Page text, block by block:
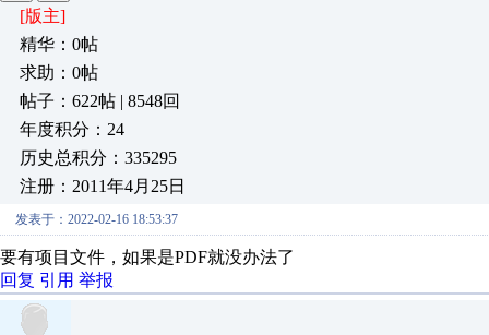
[版主]
精华：0帖
求助：0帖
帖子：622帖 | 8548回
年度积分：24
历史总积分：335295
注册：2011年4月25日
发表于：2022-02-16 18:53:37
要有项目文件，如果是PDF就没办法了
回复 引用 举报